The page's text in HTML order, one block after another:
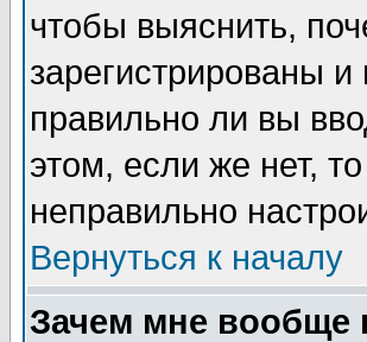
чтобы выяснить,
зарегистрированы
правильно ли вы
этом, если же нет,
неправильно
Вернуться к началу
Зачем мне вообще